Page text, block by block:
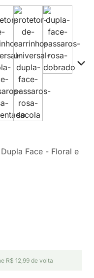
Face - Floral e
R$ 12,99 de volta